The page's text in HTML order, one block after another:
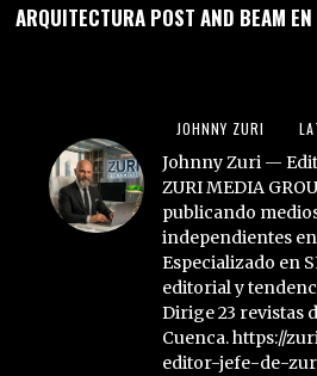
ARQUITECTURA POST AND BEAM
JOHNNY ZURI
Johnny Zuri —
ZURI MEDIA
publicando
independientes
Especializado en
editorial y
Dirige 23 revistas
Cuenca. https://
editor-jefe-de-